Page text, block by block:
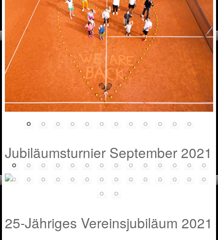
Jubiläumsturnier September 2021
25-Jähriges Vereinsjubiläum 2021